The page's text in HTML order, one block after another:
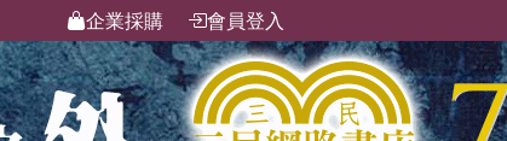
企業採購 會員登入